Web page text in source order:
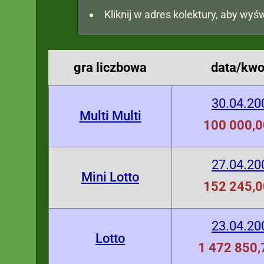
Kliknij w adres kolektury, aby
gra liczbowa data/
Multi Multi
100
Mini Lotto
152
Lotto
1 472